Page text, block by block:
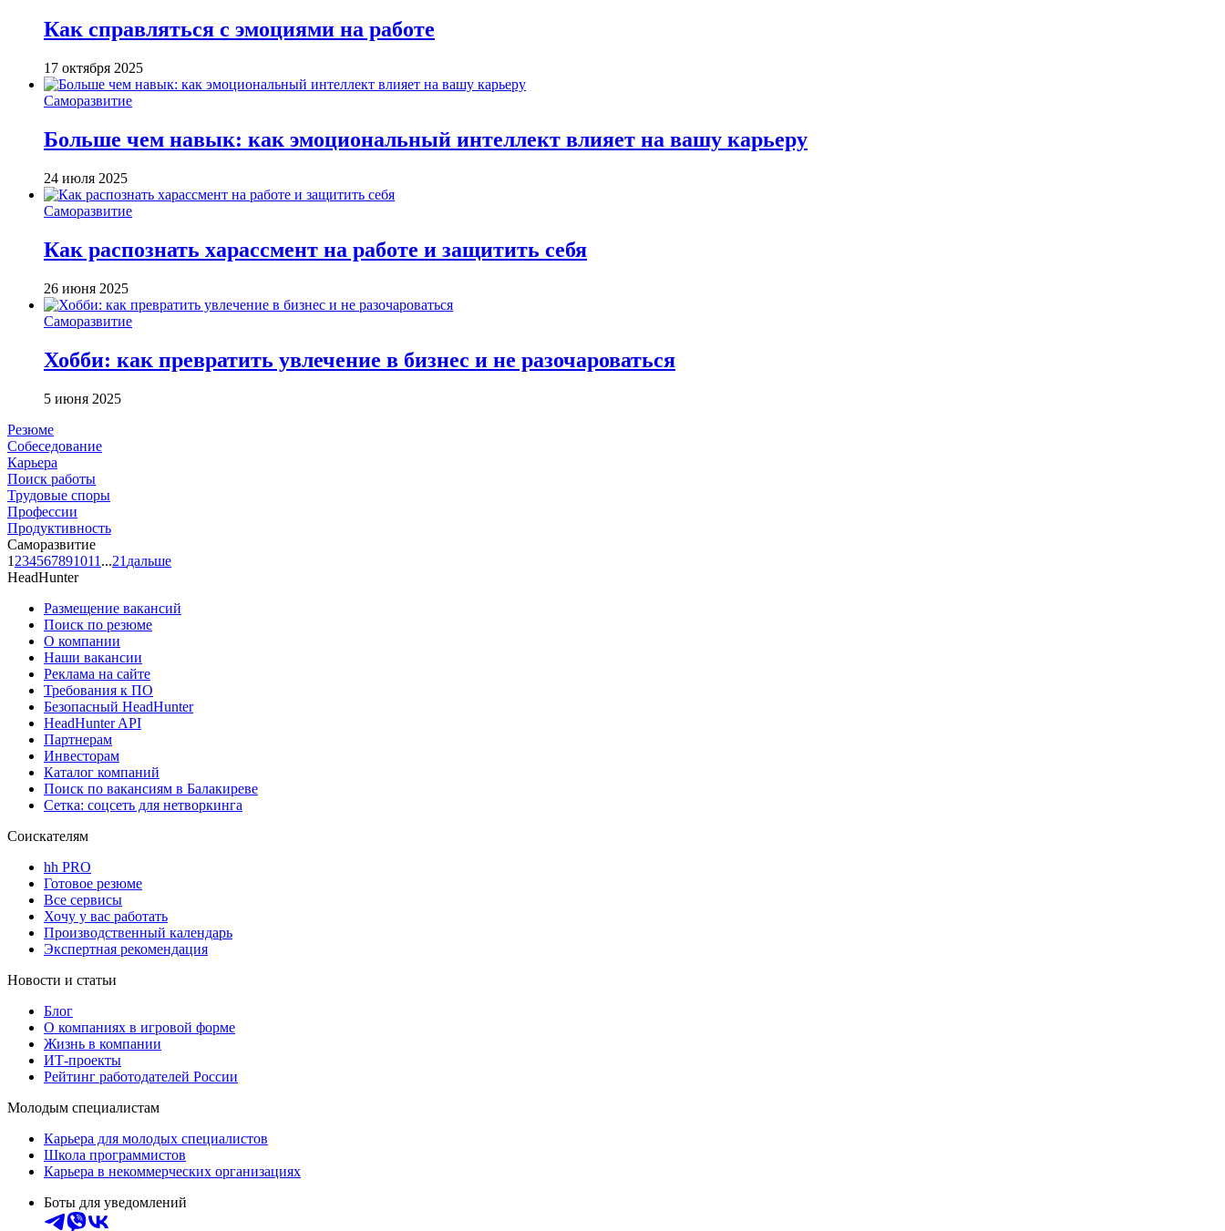
Как справляться с эмоциями на работе
17 октября 2025
Саморазвитие
Больше чем навык: как эмоциональный интеллект влияет на вашу карьеру
24 июля 2025
Саморазвитие
Как распознать харассмент на работе и защитить себя
26 июня 2025
Саморазвитие
Хобби: как превратить увлечение в бизнес и не разочароваться
5 июня 2025
Резюме
Собеседование
Карьера
Поиск работы
Трудовые споры
Профессии
Продуктивность
Саморазвитие
1 234567891011 ...21 дальше
HeadHunter
Размещение вакансий
Поиск по резюме
О компании
Наши вакансии
Реклама на сайте
Требования к ПО
Безопасный HeadHunter
HeadHunter API
Партнерам
Инвесторам
Каталог компаний
Поиск по вакансиям в Балакиреве
Сетка: соцсеть для нетворкинга
Соискателям
hh PRO
Готовое резюме
Все сервисы
Хочу у вас работать
Производственный календарь
Экспертная рекомендация
Новости и статьи
Блог
О компаниях в игровой форме
Жизнь в компании
ИТ-проекты
Рейтинг работодателей России
Молодым специалистам
Карьера для молодых специалистов
Школа программистов
Карьера в некоммерческих организациях
Боты для уведомлений